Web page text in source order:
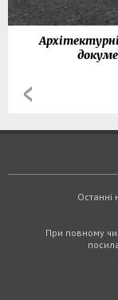
Останні
При повному чи